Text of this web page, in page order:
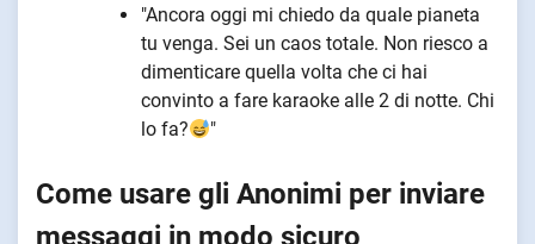
"Ancora oggi mi chiedo da quale pianeta
tu venga. Sei un caos totale. Non riesco a
dimenticare quella volta che ci hai
convinto a fare karaoke alle 2 di notte. Chi
lo fa?
"
Come usare gli Anonimi per inviare
messaggi in modo sicuro